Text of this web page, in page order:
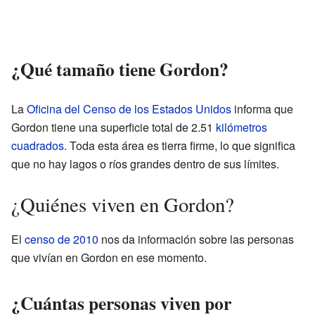
¿Qué tamaño tiene Gordon?
LaOficina del Censo de los Estados Unidos informa que
Gordon tiene una superficie total de 2.51 kilómetros
cuadrados. Toda esta área es tierra firme, lo que significa
que no hay lagos o ríos grandes dentro de sus límites.
¿Quiénes viven en Gordon?
El censo de 2010 nos da información sobre las personas
que vivían en Gordon en ese momento.
¿Cuántas personas viven por